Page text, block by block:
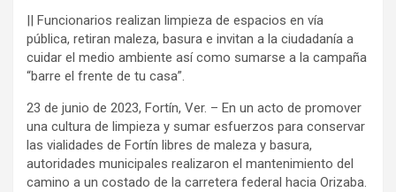
|| Funcionarios realizan limpieza de espacios en vía
pública, retiran maleza, basura e invitan a la ciudadanía a
cuidar el medio ambiente así como sumarse a la campaña
“barre el frente de tu casa”.
23 de junio de 2023, Fortín, Ver. – En un acto de promover
una cultura de limpieza y sumar esfuerzos para conservar
las vialidades de Fortín libres de maleza y basura,
autoridades municipales realizaron el mantenimiento del
camino a un costado de la carretera federal hacia Orizaba.